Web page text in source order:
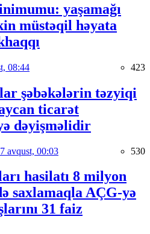
yaşamağı
müstəqil həyata
08:44 423
şəbəkələrin təzyiqi
ticarət
dəyişməlidir
avqust, 00:03 530
hasilatı 8 milyon
saxlamaqla AÇG-yə
31 faiz